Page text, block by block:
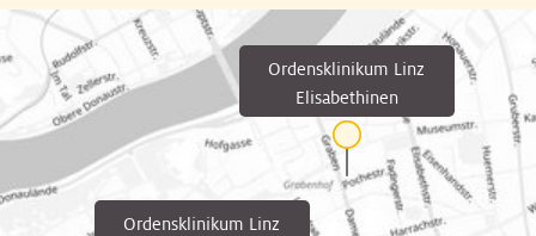
Ordensklinikum Linz
Ordensklinikum Linz
Elisabethinen